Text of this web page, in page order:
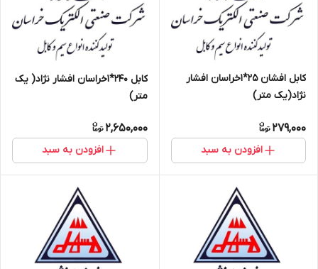
کابل افشان 25*1خراسان افشار
نژاد(یک متر)
279,000
افزودن به سبد
کابل 240*1خراسان افشار نژاد( یک
متر)
2,650,000
افزودن به سبد